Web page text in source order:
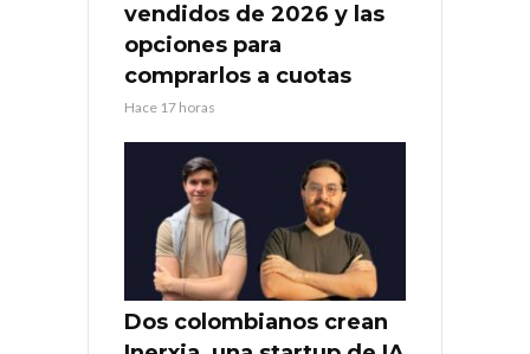
vendidos de 2026 y las
opciones para
comprarlos a cuotas
Hace 17 horas
Dos colombianos crean